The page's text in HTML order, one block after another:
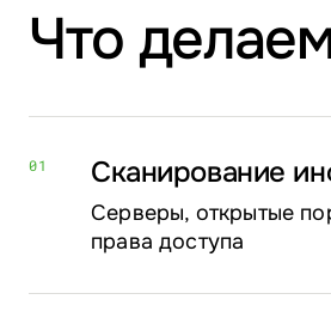
Что
01 Сканирование
Серверы, открытые
права доступа